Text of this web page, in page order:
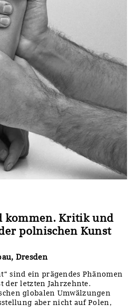
kommen. Kritik und
polnischen Kunst
Dresden
sind ein prägendes Phänomen
der letzten Jahrzehnte.
globalen Umwälzungen
aber nicht auf Polen,